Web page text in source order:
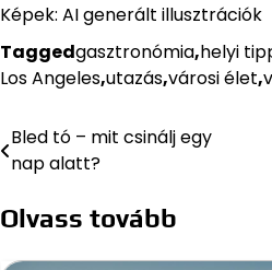
Képek: AI generált illusztrációk
Taggedgasztronómia,helyi
Los Angeles,utazás,városi élet,
Bejegyzés
navigáció
Bled tó – mit csinálj egy
nap alatt?
Olvass tovább